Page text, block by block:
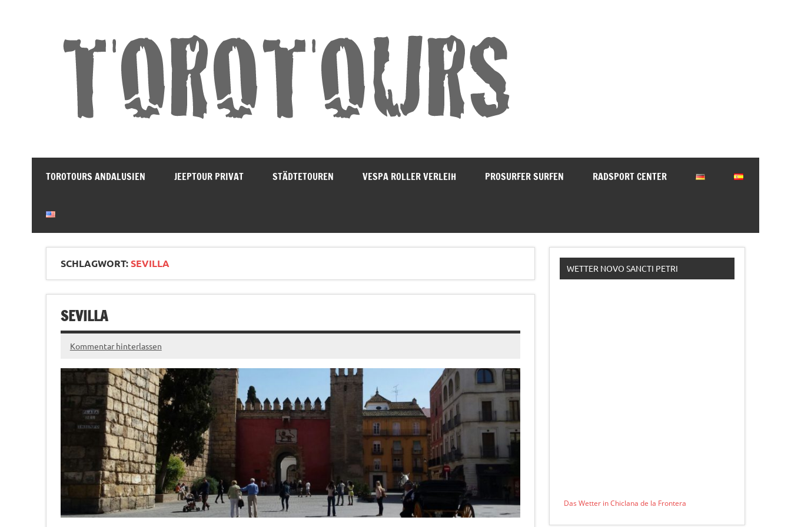
TOROTOURS ANDALUSIEN JEEPTOUR PRIVAT STÄDTETOUREN VESPA ROLLER VERLEIH PROSURFER SURFEN RADSPORT CENTER
SCHLAGWORT:SEVILLA
SEVILLA
Kommentar hinterlassen
WETTER NOVO SANCTI PETRI
Das Wetter in Chiclana de la Frontera